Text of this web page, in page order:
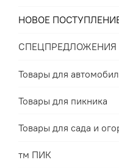
НОВОЕ
СПЕЦПРЕДЛОЖЕНИЯ
Товары для
Товары для пикника
Товары для сада и
тм ПИК